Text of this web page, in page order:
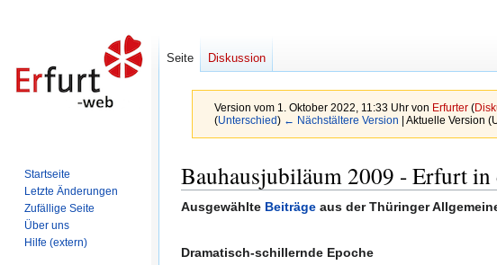
Version vom 1. Oktober 2022, 11:33 Uhr von Erfurter (
(Unterschied) ← Nächstältere Version | Aktuelle Version
Navigation
springen
Suche
springen
Bauhausjubiläum 2009 - Erfurt
Ausgewählte Beiträge aus der Thüringer
Dramatisch-schillernde Epoche
Seite Diskussion
Startseite
Letzte Änderungen
Zufällige Seite
Über uns
Hilfe (extern)